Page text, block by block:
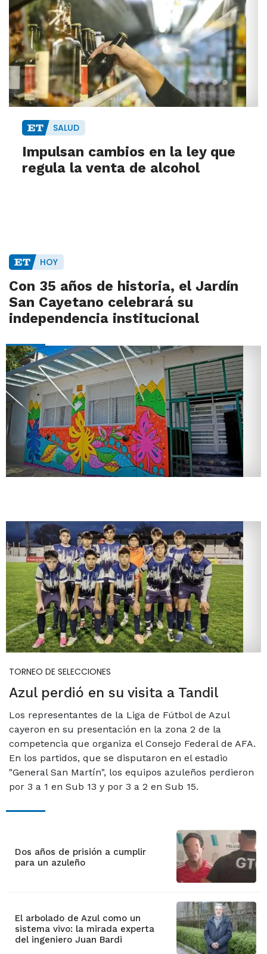
SALUD
Impulsan cambios en la ley que
regula la venta de alcohol
HOY
Con 35 años de historia, el Jardín
San Cayetano celebrará su
independencia institucional
TORNEO DE SELECCIONES
Azul perdió en su visita a Tandil
Los representantes de la Liga de Fútbol de Azul
cayeron en su presentación en la zona 2 de la
competencia que organiza el Consejo Federal de AFA.
En los partidos, que se disputaron en el estadio
"General San Martín", los equipos azuleños perdieron
por 3 a 1 en Sub 13 y por 3 a 2 en Sub 15.
Dos años de prisión a cumplir
para un azuleño
El arbolado de Azul como un
sistema vivo: la mirada experta
del ingeniero Juan Bardi